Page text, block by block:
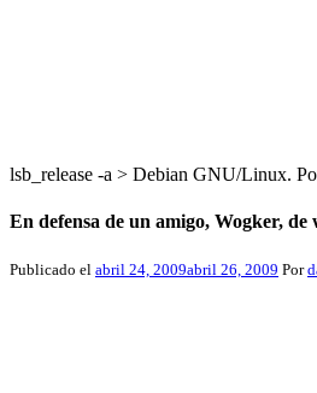
lsb_release -a > Debian GNU/Linux.
En defensa de un amigo, Wogker,
Publicado el abril 24, 2009abril 26, 2009 Por